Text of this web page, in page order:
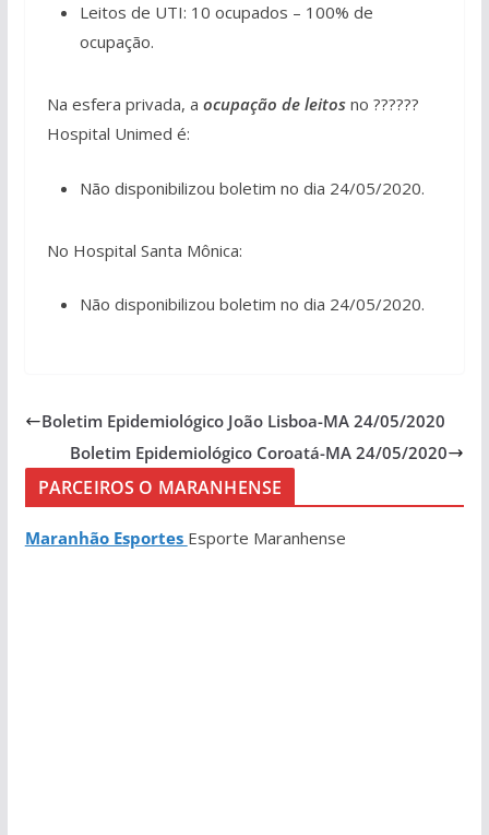
Leitos de UTI: 10 ocupados – 100% de
ocupação.
Na esfera privada, a ocupação de leitosno ??????
Hospital Unimed é:
Não disponibilizou boletim no dia 24/05/2020.
No Hospital Santa Mônica:
Não disponibilizou boletim no dia 24/05/2020.
Boletim Epidemiológico João Lisboa-MA 24/05/2020
Boletim Epidemiológico Coroatá-MA 24/05/2020
PARCEIROS O MARANHENSE
Maranhão Esportes Esporte Maranhense